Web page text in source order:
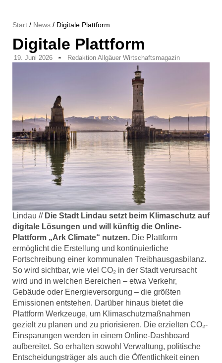
Start / News / Digitale Plattform
Digitale Plattform
19. Juni 2026 Redaktion Allgäuer Wirtschaftsmagazin
Lindau // Die Stadt Lindau setzt beim Klimaschutz auf
digitale Lösungen und will künftig die Online-
Plattform „Ark Climate“ nutzen. Die Plattform
ermöglicht die Erstellung und kontinuierliche
Fortschreibung einer kommunalen Treibhausgasbilanz.
So wird sichtbar, wie viel CO₂ in der Stadt verursacht
wird und in welchen Bereichen – etwa Verkehr,
Gebäude oder Energieversorgung – die größten
Emissionen entstehen. Darüber hinaus bietet die
Plattform Werkzeuge, um Klimaschutzmaßnahmen
gezielt zu planen und zu priorisieren. Die erzielten CO₂-
Einsparungen werden in einem Online-Dashboard
aufbereitet. So erhalten sowohl Verwaltung, politische
Entscheidungsträger als auch die Öffentlichkeit einen